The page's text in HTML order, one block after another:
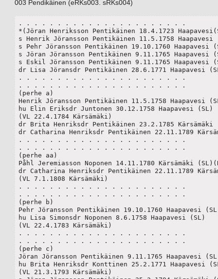
003 Pendikäinen (eRKs003. sRKs004)
. . . . . . . . . . . . . . . . . . . . . .
*(Jöran Henriksson Pentikäinen 18.4.1723
s Henrik Jöransson Pentikäinen 11.5.1758
s Pehr Jöransson Pentikäinen 19.10.1760 Haapavesi
s Jöran Jöransson Pentikäinen 9.11.1765 Haapavesi
s Eskil Jöransson Pentikäinen 9.11.1765 Haapavesi
dr Lisa Jöransdr Pentikäinen 28.6.1771 Haapavesi
. . . . . . . . . . . . . . . . . . . . . .
. . . . . . . . . . . . . . . . . . . . . .
(perhe a)
Henrik Jöransson Pentikäinen 11.5.1758 Haapavesi
hu Elin Eriksdr Juntonen 30.12.1758 Haapavesi (SL)
(VL 22.4.1784 Kärsämäki)
dr Brita Henriksdr Pentikäinen 23.2.1785
dr Catharina Henriksdr Pentikäinen 22.11.1789
. . . . . . . . . . . . . . . . . . . . . .
. . . . . . . . . . . . . . . . . . . . . .
(perhe aa)
Påhl Jeremiasson Noponen 14.11.1780 Kärsämäki
dr Catharina Henriksdr Pentikäinen 22.11.1789
(VL 7.1.1808 Kärsämäki)
. . . . . . . . . . . . . . . . . . . . . .
. . . . . . . . . . . . . . . . . . . . . .
(perhe b)
Pehr Jöransson Pentikäinen 19.10.1760 Haapavesi
hu Lisa Simonsdr Noponen 8.6.1758 Haapavesi (SL)
(VL 22.4.1783 Kärsämäki)
. . . . . . . . . . . . . . . . . . . . . .
. . . . . . . . . . . . . . . . . . . . . .
(perhe c)
Jöran Jöransson Pentikäinen 9.11.1765 Haapavesi
hu Brita Henriksdr Konttinen 25.2.1771 Haapavesi
(VL 21.3.1793 Kärsämäki)